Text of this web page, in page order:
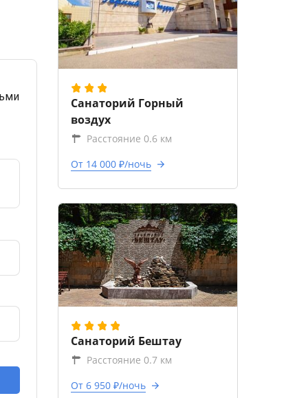
Санаторий Горный
воздух
Расстояние 0.6 км
От 14 000 ₽/ночь
Санаторий Бештау
Расстояние 0.7 км
От 6 950 ₽/ночь